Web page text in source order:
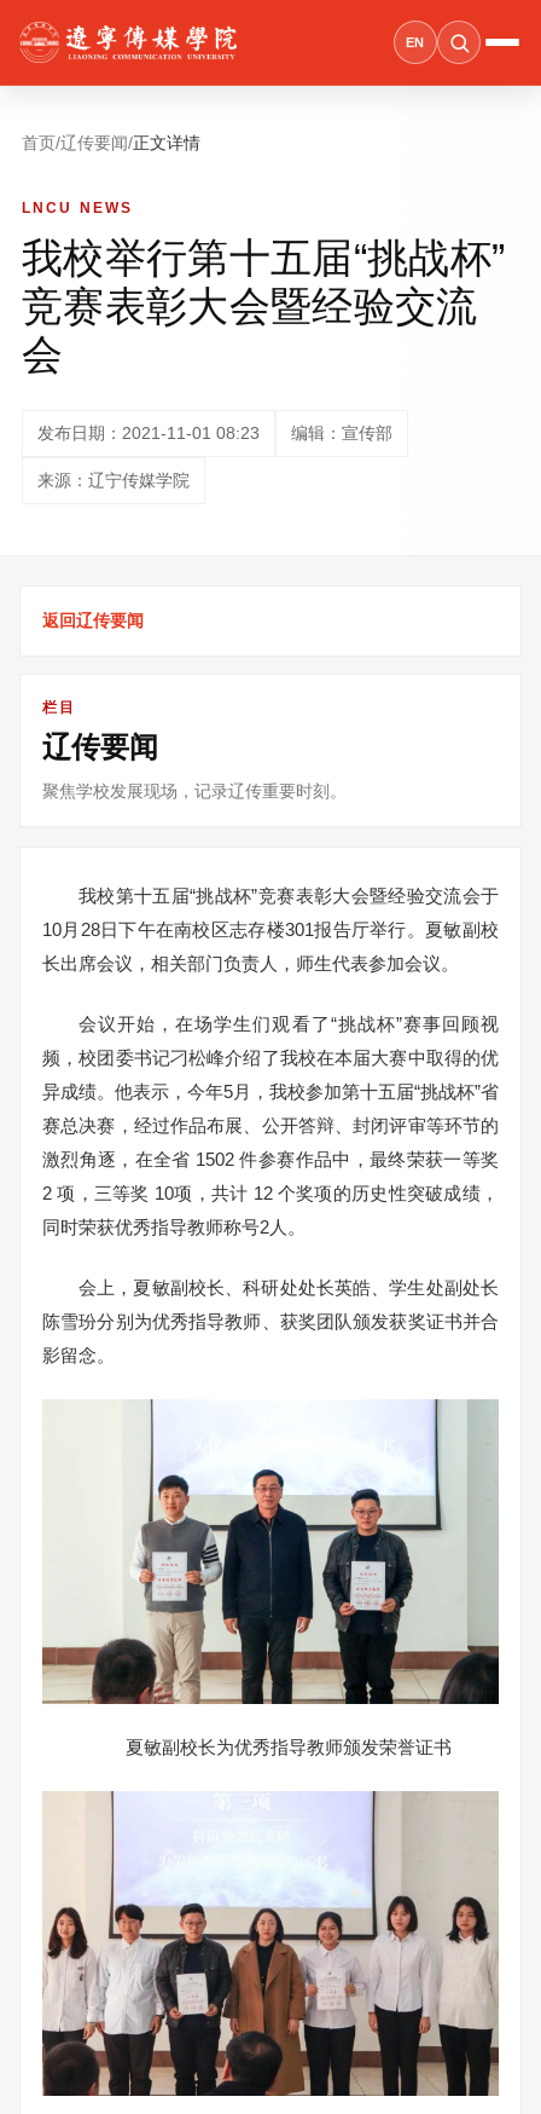
EN
首页/辽传要闻/正文详情
LNCU NEWS
我校举行第十五届“挑战杯”
竞赛表彰大会暨经验交流
会
发布日期：2021-11-01 08:23 编辑：宣传部
来源：辽宁传媒学院
返回辽传要闻
栏目
辽传要闻
聚焦学校发展现场，记录辽传重要时刻。
我校第十五届“挑战杯”竞赛表彰大会暨经验交流会于
10月28日下午在南校区志存楼301报告厅举行。夏敏副校
长出席会议，相关部门负责人，师生代表参加会议。
会议开始，在场学生们观看了“挑战杯”赛事回顾视
频，校团委书记刁松峰介绍了我校在本届大赛中取得的优
异成绩。他表示，今年5月，我校参加第十五届“挑战杯”省
赛总决赛，经过作品布展、公开答辩、封闭评审等环节的
激烈角逐，在全省 1502 件参赛作品中，最终荣获一等奖
2 项，三等奖 10项，共计 12 个奖项的历史性突破成绩，
同时荣获优秀指导教师称号2人。
会上，夏敏副校长、科研处处长英皓、学生处副处长
陈雪玢分别为优秀指导教师、获奖团队颁发获奖证书并合
影留念。
夏敏副校长为优秀指导教师颁发荣誉证书